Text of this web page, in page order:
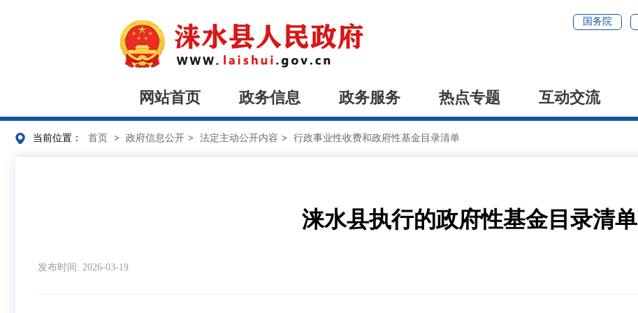
国务院
网站首页 政务信息 政务服务 热点专题 互动交流
当前位置： 首页 > 政府信息公开 > 法定主动公开内容 > 行政事业性收费和政府性基金目录清单
涞水县执行的政府性基金目录清单
发布时间: 2026-03-19